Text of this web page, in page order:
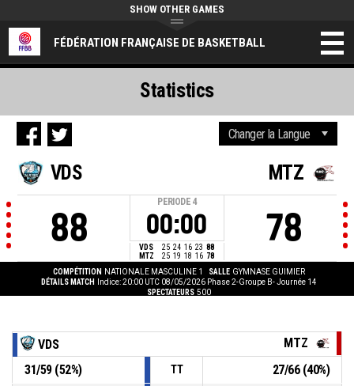
FÉDÉRATION FRANÇAISE DE BASKETBALL
SHOW OTHER GAMES
VDS
88
PERIODE 4
00:00
VDS 25 24 16 23 88
MTZ
25 19 18 16 78
MTZ
78
COMPÉTITION NATIONALE MASCULINE 1 SALLE GYMNASE GUIMIER
DÉTAILS MATCH
Indice: 20:00 UTC 08/05/2026 Phase 2-Groupe B- Journée 14
SPECTATEURS 500
Statistics
VDS
MTZ
31/59(52%) TT 27/66(40%)